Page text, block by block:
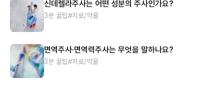
신데렐라주사는 어떤 성분의 주사인가요?
3분 꿀팁#치료/약물
면역주사·면역력주사는 무엇을 말하나요?
3분 꿀팁#치료/약물